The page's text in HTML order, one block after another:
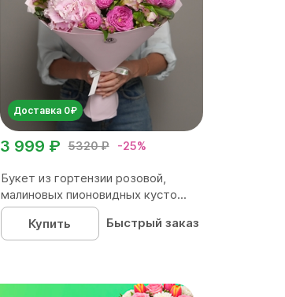
Доставка 0₽
5320 ₽ -25%
3 999 ₽
Букет из гортензии розовой,
малиновых пионовидных кусто...
Купить
Быстрый заказ